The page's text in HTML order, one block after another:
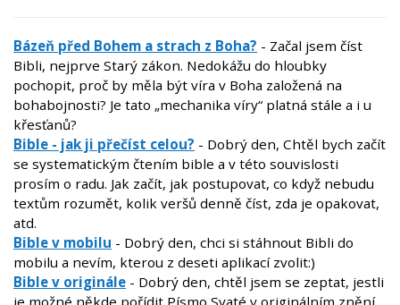
Bázeň před Bohem a strach z Boha? - Začal jsem číst
Bibli, nejprve Starý zákon. Nedokážu do hloubky
pochopit, proč by měla být víra v Boha založená na
bohabojnosti? Je tato „mechanika víry“ platná stále a i u
křesťanů?
Bible - jak ji přečíst celou? - Dobrý den, Chtěl bych začít
se systematickým čtením bible a v této souvislosti
prosím o radu. Jak začít, jak postupovat, co když nebudu
textům rozumět, kolik veršů denně číst, zda je opakovat,
atd.
Bible v mobilu - Dobrý den, chci si stáhnout Bibli do
mobilu a nevím, kterou z deseti aplikací zvolit:)
Bible v originále - Dobrý den, chtěl jsem se zeptat, jestli